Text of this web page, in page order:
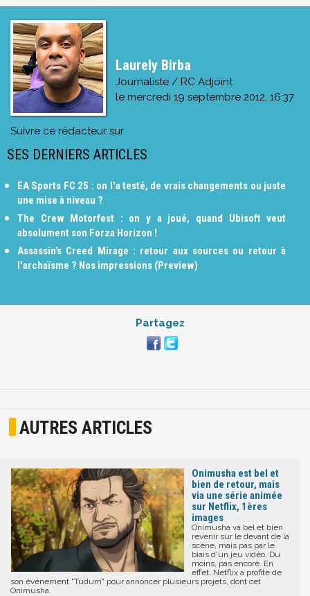
Laurely Birba
Journaliste / RC Adjoint
le mercredi 19 septembre 2012, 16:37
Suivre ce rédacteur sur
SES DERNIERS ARTICLES
EA Sports FC 25 : on l'a testé, de vrais changements ou juste
une mise à niveau ?
The Crew Motorfest : on y a joué, quand Ubisoft veut
absolument son Forza Horizon !
Assassin’s Creed Mirage : retour aux sources ou retour à
l'archaïsme ? Nos impressions (Preview)
Partagez
AUTRES ARTICLES
Onimusha est bel et
bien de retour, mais
via une série animée
sur Netflix, 1ères
images
Onimusha va bel et bien
revenir sur le devant de la
scène, mais pas par le
biais d'un jeu vidéo. Du
moins, pas encore. En
effet, Netflix a profité de
son événement "Tudum" pour annoncer plusieurs projets, dont cet
Onimusha.